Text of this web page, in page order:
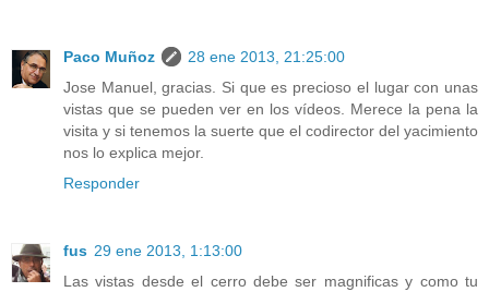
Paco Muñoz
28 ene 2013, 21:25:00
Jose Manuel, gracias. Si que es precioso el lugar con unas
vistas que se pueden ver en los vídeos. Merece la pena la
visita y si tenemos la suerte que el codirector del yacimiento
nos lo explica mejor.
Responder
fus 29 ene 2013, 1:13:00
Las vistas desde el cerro debe ser magnificas y como tu